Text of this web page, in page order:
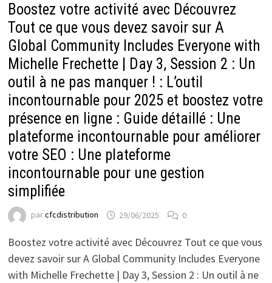
Boostez votre activité avec Découvrez
Tout ce que vous devez savoir sur A
Global Community Includes Everyone with
Michelle Frechette | Day 3, Session 2 : Un
outil à ne pas manquer ! : L’outil
incontournable pour 2025 et boostez votre
présence en ligne : Guide détaillé : Une
plateforme incontournable pour améliorer
votre SEO : Une plateforme
incontournable pour une gestion
simplifiée
parcfcdistribution 29/06/2025 0
Boostez votre activité avec Découvrez Tout ce que vous
devez savoir sur A Global Community Includes Everyone
with Michelle Frechette | Day 3, Session 2 : Un outil à ne